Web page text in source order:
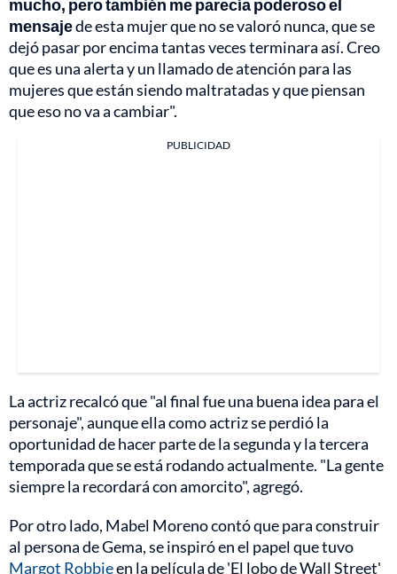
mucho, pero también me parecía poderoso el
mensajede esta mujer que no se valoró nunca, que se
dejó pasar por encima tantas veces terminara así. Creo
que es una alerta y un llamado de atención para las
mujeres que están siendo maltratadas y que piensan
que eso no va a cambiar".
PUBLICIDAD
La actriz recalcó que "al final fue una buena idea para el
personaje", aunque ella como actriz se perdió la
oportunidad de hacer parte de la segunda y la tercera
temporada que se está rodando actualmente. "La gente
siempre la recordará con amorcito", agregó.
Por otro lado, Mabel Moreno contó que para construir
al persona de Gema, se inspiró en el papel que tuvo
Margot Robbieen la película de 'El lobo de Wall Street'